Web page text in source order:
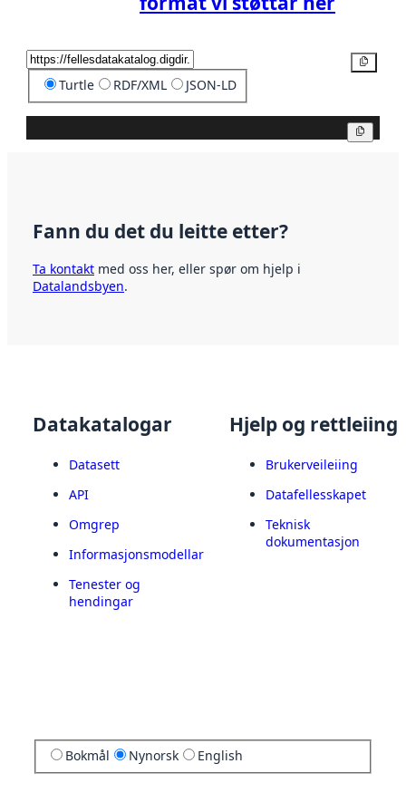
Turtle RDF/XML JSON-LD
Fann du det du leitte etter?
Ta kontakt med oss her, eller spør om hjelp i
Datalandsbyen.
Datakatalogar
Datasett
API
Omgrep
Informasjonsmodellar
Tenester og
hendingar
Hjelp og rettleiing
Brukerveileiing
Datafellesskapet
Teknisk
dokumentasjon
Bokmål Nynorsk English